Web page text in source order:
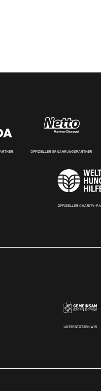
OFFIZIELLER ERNÄHRUNGSPARTNER
OFFIZIELLER CHARITY-
UNTERSTÜTZEN WIR